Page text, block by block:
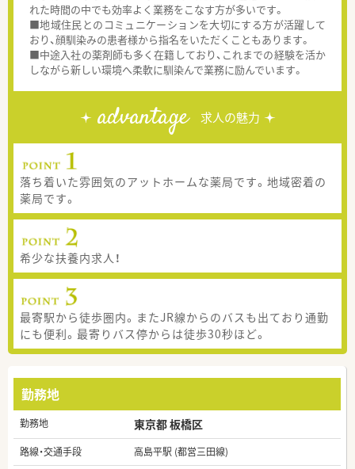
れた時間の中でも効率よく業務をこなす方が多いです。
■地域住民とのコミュニケーションを大切にする方が活躍して
おり、顔馴染みの患者様から指名をいただくこともあります。
■中途入社の薬剤師も多く在籍しており、これまでの経験を活か
しながら新しい環境へ柔軟に馴染んで業務に励んでいます。
advantage 求人の魅力
落ち着いた雰囲気のアットホームな薬局です。地域密着の
薬局です。
希少な扶養内求人！
最寄駅から徒歩圏内。またJR線からのバスも出ており通勤
にも便利。最寄りバス停からは徒歩30秒ほど。
勤務地
勤務地 東京都 板橋区
路線・交通手段
高島平駅 (都営三田線)